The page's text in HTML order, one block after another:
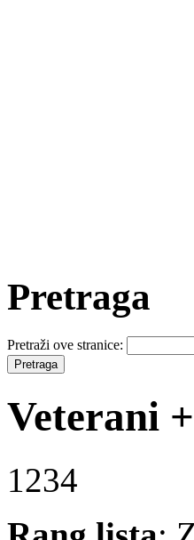
Pretraga
Pretraži ove stranice:
Veterani
1234